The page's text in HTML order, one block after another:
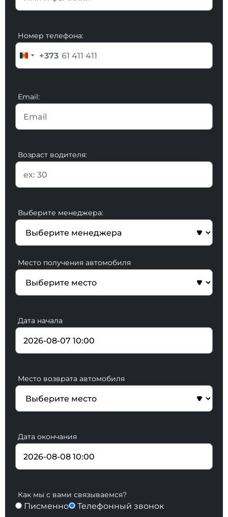
Номер телефона:
+373
Email:
Возраст водителя:
Выберите менеджера:
Место получения автомобиля
Дата начала
Место возврата автомобиля
Дата окончания
Как мы с вами связываемся?
Писменно Телефонный звонок